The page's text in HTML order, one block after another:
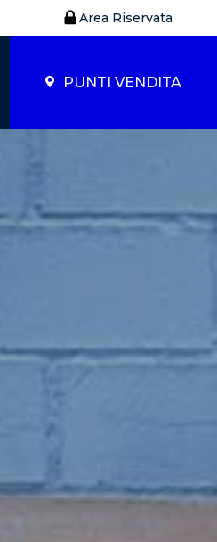
Area Riservata
PUNTI VENDITA